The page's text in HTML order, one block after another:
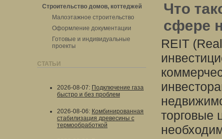
Строительство домов, коттеджей
Малоэтажное строительство
Оформление документации
Готовые и индивидуальные
проекты
СТАТЬИ
2026-08-07: Подключение газа
быстро и без проблем
2026-08-06: Комбинированная
стабилизация древесины с
термообработкой
Что
сфере
REIT
торговые